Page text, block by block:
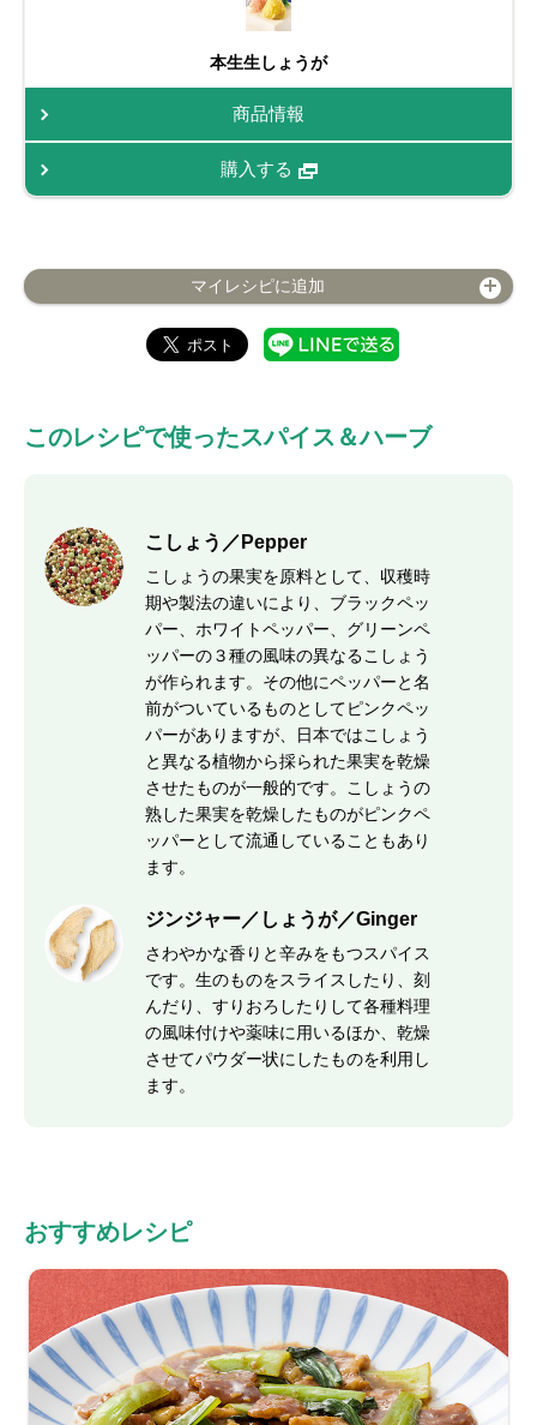
本生生しょうが
商品情報
購入する
マイレシピに追加
このレシピで使ったスパイス＆ハーブ
こしょう／Pepper
こしょうの果実を原料として、収穫時
期や製法の違いにより、ブラックペッ
パー、ホワイトペッパー、グリーンペ
ッパーの３種の風味の異なるこしょう
が作られます。その他にペッパーと名
前がついているものとしてピンクペッ
パーがありますが、日本ではこしょう
と異なる植物から採られた果実を乾燥
させたものが一般的です。こしょうの
熟した果実を乾燥したものがピンクペ
ッパーとして流通していることもあり
ます。
ジンジャー／しょうが／Ginger
さわやかな香りと辛みをもつスパイス
です。生のものをスライスしたり、刻
んだり、すりおろしたりして各種料理
の風味付けや薬味に用いるほか、乾燥
させてパウダー状にしたものを利用し
ます。
おすすめレシピ